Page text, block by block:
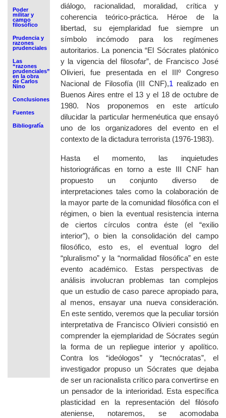
Poder
militar y
campo
filosófico
Prudencia y
razones
prudenciales
Las
“razones
prudenciales”
en la obra
de Carlos
Nino
Conclusiones
Fuentes
Bibliografía
diálogo, racionalidad, moralidad, crítica y
coherencia teórico-práctica. Héroe de la
libertad, su ejemplaridad fue siempre un
símbolo incómodo para los regímenes
autoritarios. La ponencia “El Sócrates platónico
y la vigencia del filosofar”, de Francisco José
Olivieri, fue presentada en el IIIº Congreso
Nacional de Filosofía (III CNF),1 realizado en
Buenos Aires entre el 13 y el 18 de octubre de
1980. Nos proponemos en este artículo
dilucidar la particular hermenéutica que ensayó
uno de los organizadores del evento en el
contexto de la dictadura terrorista (1976-1983).
Hasta el momento, las inquietudes
historiográficas en torno a este III CNF han
propuesto un conjunto diverso de
interpretaciones tales como la colaboración de
la mayor parte de la comunidad filosófica con el
régimen, o bien la eventual resistencia interna
de ciertos círculos contra éste (el “exilio
interior”), o bien la consolidación del campo
filosófico, esto es, el eventual logro del
“pluralismo” y la “normalidad filosófica” en este
evento académico. Estas perspectivas de
análisis involucran problemas tan complejos
que un estudio de caso parece apropiado para,
al menos, ensayar una nueva consideración.
En este sentido, veremos que la peculiar torsión
interpretativa de Francisco Olivieri consistió en
comprender la ejemplaridad de Sócrates según
la forma de un repliegue interior y apolítico.
Contra los “ideólogos” y “tecnócratas”, el
investigador propuso un Sócrates que dejaba
de ser un racionalista crítico para convertirse en
un pensador de la interioridad. Esta específica
plasticidad en la representación del filósofo
ateniense, notaremos, se acomodaba